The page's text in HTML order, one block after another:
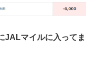
JALマイルに入ってま